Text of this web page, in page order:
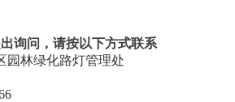
询问，请按以下方式联系
园林绿化路灯管理处